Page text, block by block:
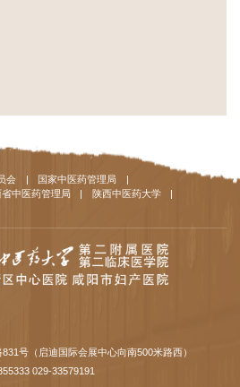
会 | 国家中医药管理局
|
中医药管理局 | 陕西中医药大学
|
号（启迪国际会展中心向南500米路西）
029-33579191